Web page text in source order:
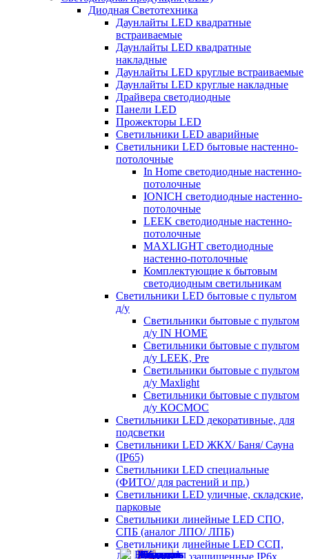
Диодная Светотехника
Даунлайты LED квадратные
встраиваемые
Даунлайты LED квадратные
накладные
Даунлайты LED круглые встраиваемые
Даунлайты LED круглые накладные
Драйвера светодиодные
Панели LED
Прожекторы LED
Светильники LED аварийные
Светильники LED бытовые настенно-
потолочные
In Home светодиодные настенно-
потолочные
IONICH светодиодные настенно-
потолочные
LEEK светодиодные настенно-
потолочные
MAXLIGHT светодиодные
настенно-потолочные
Комплектующие к бытовым
светодиодным светильникам
Светильники LED бытовые с пультом
д/у
Светильники бытовые с пультом
д/у IN HOME
Светильники бытовые с пультом
д/у LEEK, Pre
Светильники бытовые с пультом
д/у Maxlight
Светильники бытовые с пультом
д/у КОСМОС
Светильники LED декоративные, для
подсветки
Светильники LED ЖКХ/ Баня/ Сауна
(IP65)
Светильники LED специальные
(ФИТО/ для растений и пр.)
Светильники LED уличные, складские,
парковые
Светильники линейные LED СПО,
СПБ (аналог ЛПО/ ЛПБ)
Светильники линейные LED ССП,